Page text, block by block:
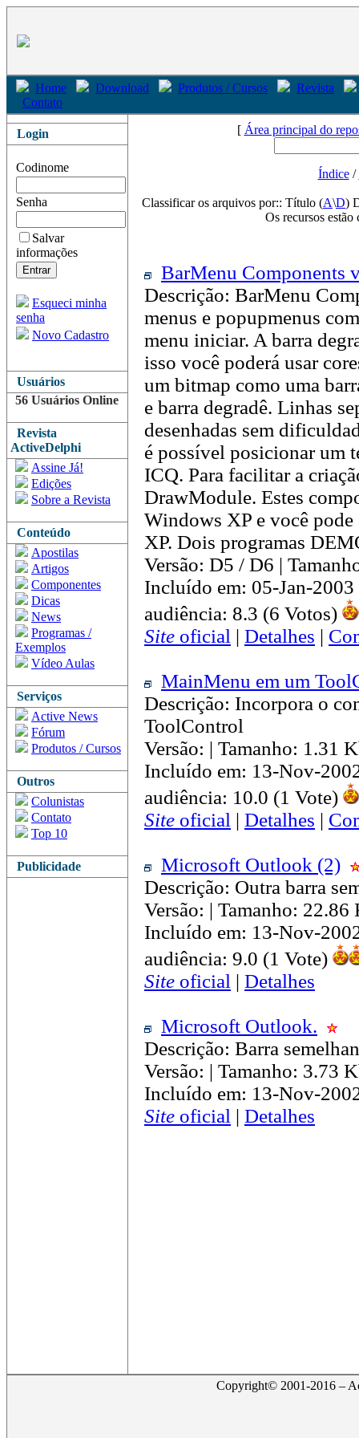
Home Download Produtos / Cursos
Revista
Contato
Login
Codinome
Senha
Salvar
informações
Esqueci minha
senha
Novo Cadastro
Usuários
56 Usuários Online
Revista
ActiveDelphi
Assine Já!
Edições
Sobre a Revista
Conteúdo
Apostilas
Artigos
Componentes
Dicas
News
Programas /
Exemplos
Vídeo Aulas
Serviços
Active News
Fórum
Produtos / Cursos
Outros
Colunistas
Contato
Top 10
Publicidade
[ Área principal do
Índice/
Classificar os arquivos por:: Título (A\D)
Os recursos
BarMenu Components
Descrição: BarMenu
menus e popupmenus
menu iniciar. A barra
isso você poderá usar
um bitmap como uma
e barra degradê. Linhas
desenhadas sem
é possível posicionar um
ICQ. Para facilitar a
DrawModule. Estes
Windows XP e você
XP. Dois programas
Versão: D5 / D6 |
Incluído em: 05-Jan-
audiência: 8.3 (6 Votos)
Site oficial | Detalhes |
MainMenu em um
Descrição: Incorpora o
ToolControl
Versão: | Tamanho: 1.31
Incluído em: 13-Nov-
audiência: 10.0 (1 Vote)
Site oficial | Detalhes |
Microsoft Outlook (2)
Descrição: Outra barra
Versão: | Tamanho: 22.86
Incluído em: 13-Nov-
audiência: 9.0 (1 Vote)
Site oficial | Detalhes
Microsoft Outlook.
Descrição: Barra
Versão: | Tamanho: 3.73
Incluído em: 13-Nov-
Site oficial | Detalhes
Copyright© 2001-2016 –